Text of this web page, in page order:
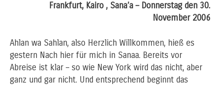
Frankfurt, Kairo , Sana’a – Donnerstag den 30.
November 2006
Ahlan wa Sahlan, also Herzlich Willkommen, hieß es
gestern Nach hier für mich in Sanaa. Bereits vor
Abreise ist klar – so wie New York wird das nicht, aber
ganz und gar nicht. Und entsprechend beginnt das